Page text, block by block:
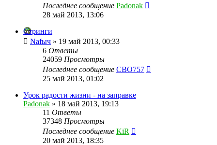
Последнее сообщение Padonak
28 май 2013, 13:06
Стринги
Nafыч » 19 май 2013, 00:33
6 Ответы
24059 Просмотры
Последнее сообщение CBO757
25 май 2013, 01:02
Урок радости жизни - на заправке
Padonak » 18 май 2013, 19:13
11 Ответы
37348 Просмотры
Последнее сообщение KiR
20 май 2013, 18:35